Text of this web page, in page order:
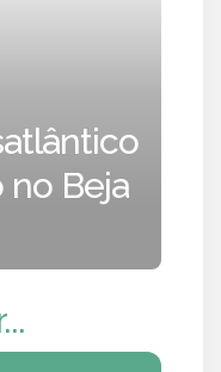
no Beja